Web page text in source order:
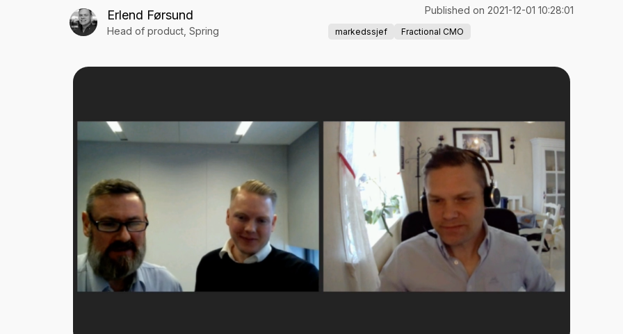
Erlend Førsund
Head of product, Spring
Published on 2021-12-01 10:28:01
markedssjef Fractional CMO